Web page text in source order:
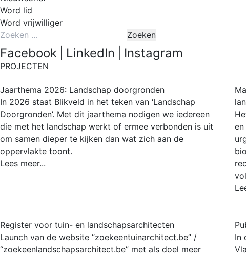
Word lid
Word vrijwilliger
Zoeken
naar:
Facebook LinkedIn Instagram
PROJECTEN
Jaarthema 2026: Landschap doorgronden
In 2026 staat Blikveld in het teken van ‘Landschap
Doorgronden’. Met dit jaarthema nodigen we iedereen
die met het landschap werkt of ermee verbonden is uit
om samen dieper te kijken dan wat zich aan de
oppervlakte toont.
Lees meer...
Register voor tuin- en landschapsarchitecten
Launch van de website “zoekeentuinarchitect.be” /
“zoekeenlandschapsarchitect.be” met als doel meer
In